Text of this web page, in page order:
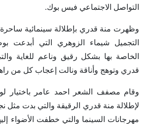
التواصل الاجتماعي فيس بوك.
وظهرت منة قدري بإطلالة سينمائية
التجميل شيماء الزوهري التي أبدعت
الخاصة بها بشكل رقيق وناعم للغاية
قدري وتوهج وأناقة ونالت إعجاب كل من
وقام مصفف الشعر احمد عامر باختيار
لإطلالة منة قدري الرقيقة والتي بدت مثل
مهرجانات السينما والتي خطفت الأضواء